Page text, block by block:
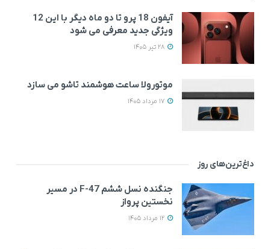
آیفون 18 پرو تا دو ماه دیگر با این 12
ویژگی جدید معرفی می‌ شود
موتورولا ساعت هوشمند تاشو می‌ سازد
داغ‌ترین‌های روز
جنگنده نسل ششم F-47 در مسیر
نخستین پرواز